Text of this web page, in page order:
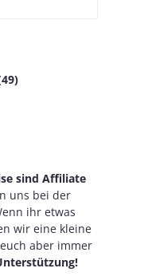
sind Affiliate
uns bei der
ihr etwas
wir eine kleine
aber immer